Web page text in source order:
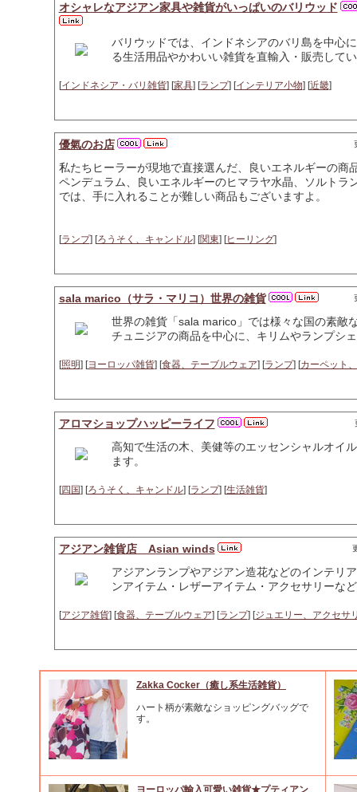
オシャレなアジアン家具や雑貨がいっぱいのバリウッド
バリウッドでは、インドネシアのバリ島を中心
る生活用品やかわいい雑貨を直輸入・販売して
[インドネシア・バリ雑貨] [家具] [ランプ] [インテリア小物] [近畿]
優氣のお店
私たちヒーラーが現地で直接選んだ、良いエネルギーの商
ペンデュラム、良いエネルギーのヒマラヤ水晶、ソルトラ
では、手に入れることが難しい商品もございますよ。
[ランプ] [ろうそく、キャンドル] [関東] [ヒーリング]
sala marico（サラ・マリコ）世界の雑貨
世界の雑貨「sala marico」では様々な国の素敵
チュニジアの商品を中心に、キリムやランプシ
[照明] [ヨーロッパ雑貨] [食器、テーブルウェア] [ランプ] [カーペット
アロマショップハッピーライフ
高知で生活の木、美健等のエッセンシャルオイ
ます。
[四国] [ろうそく、キャンドル] [ランプ] [生活雑貨]
アジアン雑貨店 Asian winds
アジアンランプやアジアン造花などのインテリ
ンアイテム・レザーアイテム・アクセサリーな
[アジア雑貨] [食器、テーブルウェア] [ランプ] [ジュエリー、アクセサ
Zakka Cocker（癒し系生活雑貨）
ハート柄が素敵なショッピングバッグで
す。
ヨーロッパ輸入可愛い雑貨★プティアン